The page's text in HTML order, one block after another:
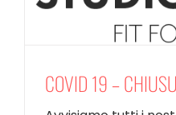
COVID 19 –